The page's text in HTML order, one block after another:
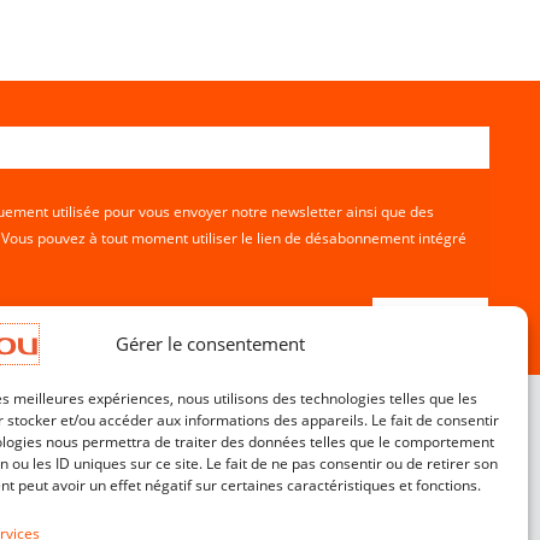
Gérer le consentement
meilleures expériences, nous utilisons des technologies telles que les
stocker et/ou accéder aux informations des appareils. Le fait de consentir
nous permettra de traiter des données telles que le comportement
ou les ID uniques sur ce site. Le fait de ne pas consentir ou de retirer son
peut avoir un effet négatif sur certaines caractéristiques et fonctions.
utilisée pour vous envoyer notre newsletter ainsi que des
pouvez à tout moment utiliser le lien de désabonnement intégré
Service Clients
Contact